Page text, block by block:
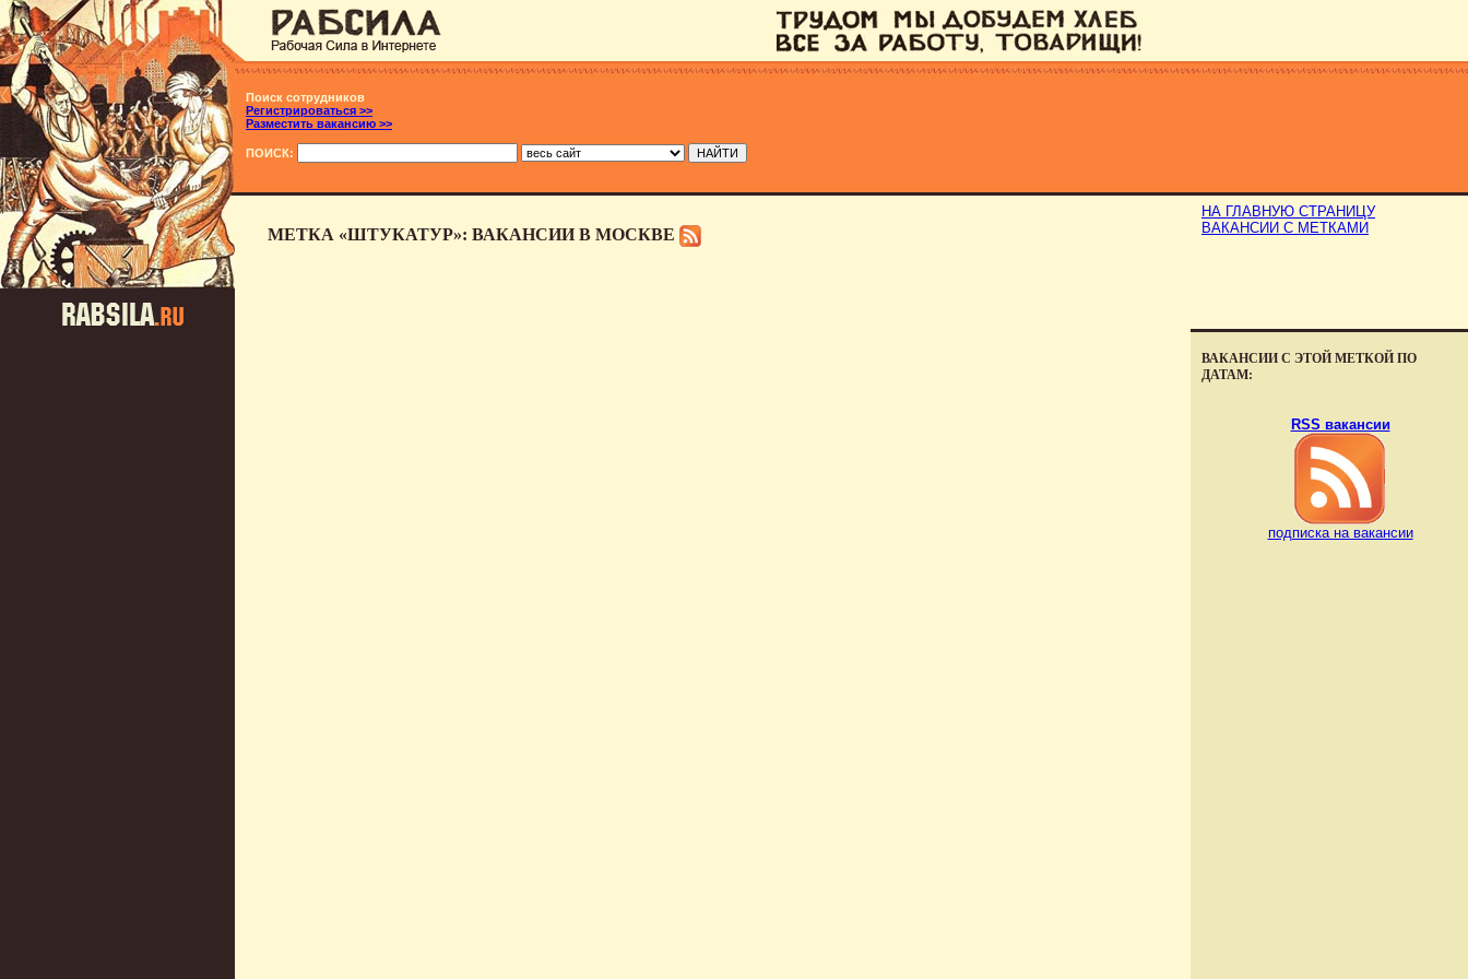
Поиск сотрудников
Регистрироваться >>
Разместить вакансию >>
ПОИСК:
МЕТКА «ШТУКАТУР»: ВАКАНСИИ В МОСКВЕ
НА ГЛАВНУЮ СТРАНИЦУ
ВАКАНСИИ С МЕТКАМИ
ВАКАНСИИ С ЭТОЙ МЕТКОЙ ПО
ДАТАМ:
RSS вакансии
подписка на вакансии